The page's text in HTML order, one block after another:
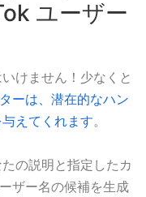
ユーザー
けません！少なくと
ーは、潜在的なハン
えてくれます。
の説明と指定したカ
ザー名の候補を生成